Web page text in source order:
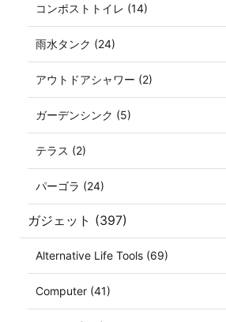
コンポストトイレ (14)
雨水タンク (24)
アウトドアシャワー (2)
ガーデンシンク (5)
テラス (2)
パーゴラ (24)
ガジェット (397)
Alternative Life Tools (69)
Computer (41)